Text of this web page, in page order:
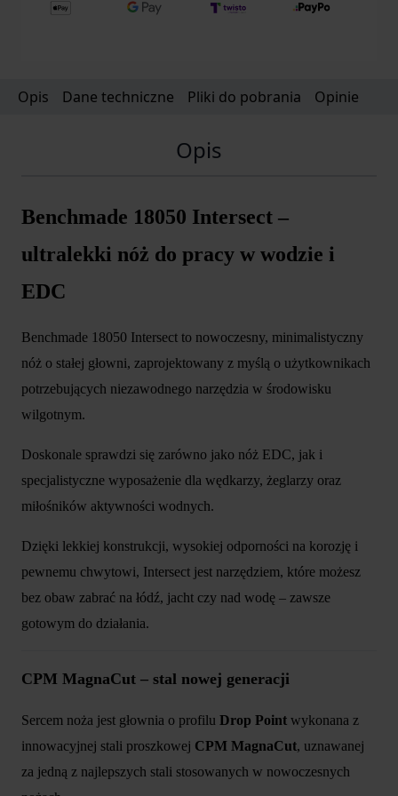
color:transparent;font-family:'Times New
type:disc;color:#000000;background-
size:12pt;font-weight:normal;font-style:normal}
Benchmade 18050 Intersect – ultralekki nóż do
to nowoczesny, minimalistyczny nóż o stałej
potrzebujących niezawodnego narzędzia w
środowisku wilgotnym.
Opis Dane techniczne Pliki do pobrania Opinie
Opis
Benchmade 18050 Intersect –
ultralekki nóż do pracy w wodzie i
EDC
Benchmade 18050 Intersect to nowoczesny, minimalistyczny
nóż o stałej głowni, zaprojektowany z myślą o użytkownikach
potrzebujących niezawodnego narzędzia w środowisku
wilgotnym.
Doskonale sprawdzi się zarówno jako nóż EDC, jak i
specjalistyczne wyposażenie dla wędkarzy, żeglarzy oraz
miłośników aktywności wodnych.
Dzięki lekkiej konstrukcji, wysokiej odporności na korozję i
pewnemu chwytowi, Intersect jest narzędziem, które możesz
bez obaw zabrać na łódź, jacht czy nad wodę – zawsze
gotowym do działania.
CPM MagnaCut – stal nowej generacji
Sercem noża jest głownia o profilu Drop Point wykonana z
innowacyjnej stali proszkowej CPM MagnaCut, uznawanej
za jedną z najlepszych stali stosowanych w nowoczesnych